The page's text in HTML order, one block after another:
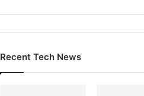
Recent Tech News